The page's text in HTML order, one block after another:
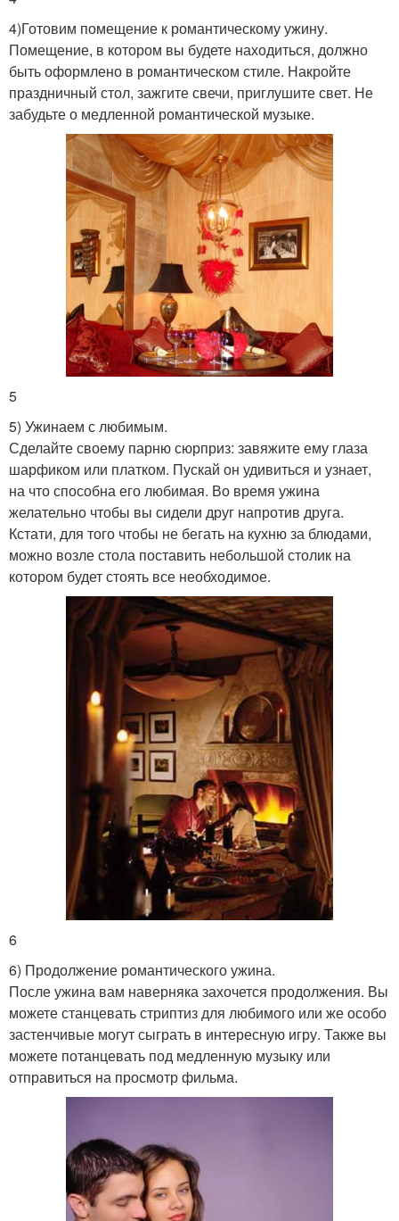
4)Готовим помещение к романтическому ужину.
Помещение, в котором вы будете находиться, должно
быть оформлено в романтическом стиле. Накройте
праздничный стол, зажгите свечи, приглушите свет. Не
забудьте о медленной романтической музыке.
5
5) Ужинаем с любимым.
Сделайте своему парню сюрприз: завяжите ему глаза
шарфиком или платком. Пускай он удивиться и узнает,
на что способна его любимая. Во время ужина
желательно чтобы вы сидели друг напротив друга.
Кстати, для того чтобы не бегать на кухню за блюдами,
можно возле стола поставить небольшой столик на
котором будет стоять все необходимое.
6
6) Продолжение романтического ужина.
После ужина вам наверняка захочется продолжения. Вы
можете станцевать стриптиз для любимого или же особо
застенчивые могут сыграть в интересную игру. Также вы
можете потанцевать под медленную музыку или
отправиться на просмотр фильма.